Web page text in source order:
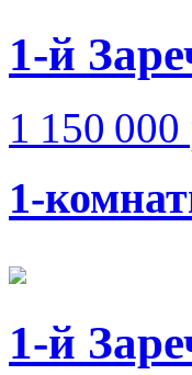
1-й
1 150 000
1-
1-й